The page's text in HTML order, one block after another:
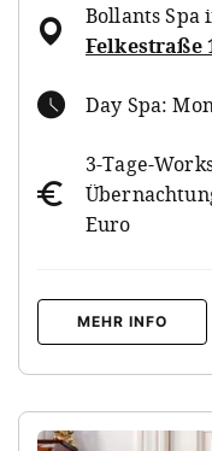
Bollants Spa
Felkestraße
Day Spa:
3-Tage-
Euro
MEHR INFO